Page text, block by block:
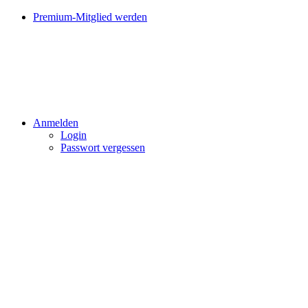
Premium-Mitglied werden
Anmelden
Login
Passwort vergessen